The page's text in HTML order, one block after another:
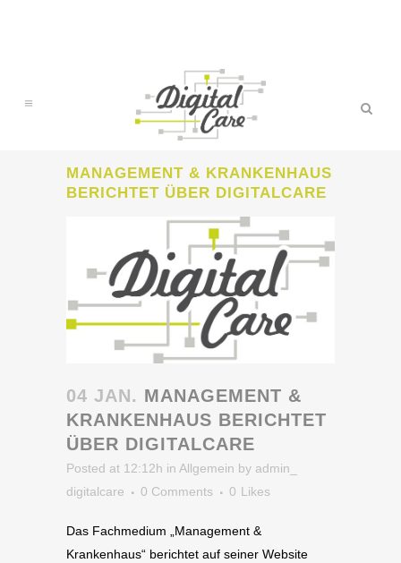
MANAGEMENT & KRANKENHAUS
BERICHTET ÜBER DIGITALCARE
04 JAN. MANAGEMENT &
KRANKENHAUS BERICHTET
ÜBER DIGITALCARE
Posted at 12:12h in Allgemein by admin_
digitalcare
0 Comments 0 Likes
Das Fachmedium „Management &
Krankenhaus“ berichtet auf seiner Website